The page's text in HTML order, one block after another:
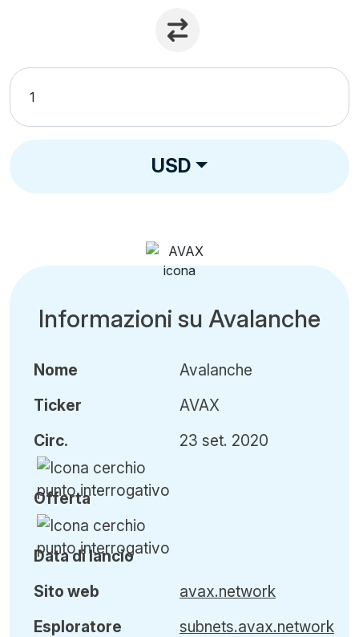
USD
Informazioni su Avalanche
Nome
Ticker
Circ.
Offerta
Data di lancio
Avalanche
AVAX
23 set. 2020
Sito web
Esploratore
avax.network
subnets.avax.network